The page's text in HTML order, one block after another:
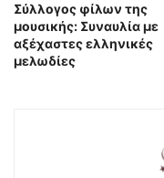
Σύλλογος φίλων της
μουσικής: Συναυλία με
αξέχαστες ελληνικές
μελωδίες